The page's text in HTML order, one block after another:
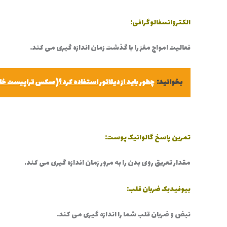
الکتروانسفالوگرافی:
فعالیت امواج مغز را با گذشت زمان اندازه گیری می کند.
بخوانید: چطور باید از دیلاتور استفاده کرد ؟( سکس تراپیست
تمرین پاسخ گالوانیک پوست:
مقدار تعریق روی بدن را به مرور زمان اندازه گیری می کند.
بیوفیدبک ضربان قلب:
نبض و ضربان قلب شما را اندازه گیری می کند.